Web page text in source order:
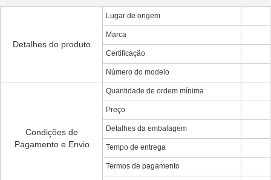
Detalhes do produto
Lugar de origem
Marca
Certificação
Número do modelo
Condições de
Pagamento e Envio
Quantidade de ordem mínima
Preço
Detalhes da embalagem
Tempo de entrega
Termos de pagamento